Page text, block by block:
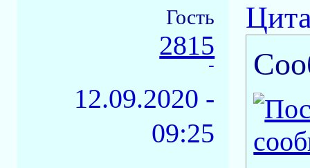
Гость
2815
-
12.09.2020 -
09:25